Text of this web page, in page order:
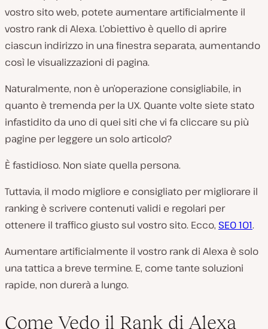
vostro sito web, potete aumentare artificialmente il
vostro rank di Alexa. L’obiettivo è quello di aprire
ciascun indirizzo in una finestra separata, aumentando
così le visualizzazioni di pagina.
Naturalmente, non è un’operazione consigliabile, in
quanto è tremenda per la UX. Quante volte siete stato
infastidito da uno di quei siti che vi fa cliccare su più
pagine per leggere un solo articolo?
È fastidioso. Non siate quella persona.
Tuttavia, il modo migliore e consigliato per migliorare il
ranking è scrivere contenuti validi e regolari per
ottenere il traffico giusto sul vostro sito. Ecco, SEO 101.
Aumentare artificialmente il vostro rank di Alexa è solo
una tattica a breve termine. E, come tante soluzioni
rapide, non durerà a lungo.
Come Vedo il Rank di Alexa